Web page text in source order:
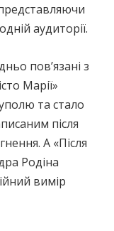
аудиторії.
пов’язані з
Марії»
та стало
після
А «Після
Родіна
вимір